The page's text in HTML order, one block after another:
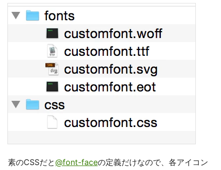
素のCSSだと@font-faceの定義だけなので、各アイコン